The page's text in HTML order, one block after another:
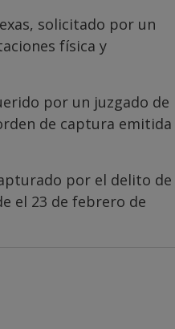
solicitado por un
física y
por un juzgado de
de captura emitida
por el delito de
el 23 de febrero de